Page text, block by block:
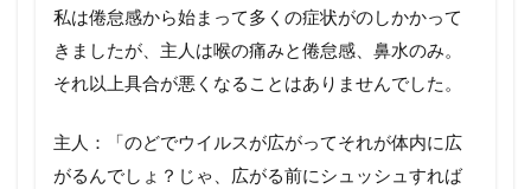
私は倦怠感から始まって多くの症状がのしかかって
きましたが、主人は喉の痛みと倦怠感、鼻水のみ。
それ以上具合が悪くなることはありませんでした。
主人：「のどでウイルスが広がってそれが体内に広
がるんでしょ？じゃ、広がる前にシュッシュすれば